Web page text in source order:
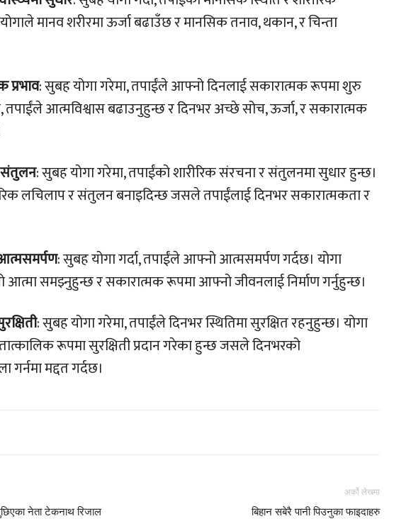
मानव शरीरमा ऊर्जा बढाउँछ र मानसिक तनाव, थकान, र चिन्ता
प्रभाव: सुबह योगा गरेमा, तपाईंले आफ्नो दिनलाई सकारात्मक रूपमा शुरु
तपाईंले आत्मविश्वास बढाउनुहुन्छ र दिनभर अच्छे सोच, ऊर्जा, र सकारात्मक
संतुलन: सुबह योगा गरेमा, तपाईंको शारीरिक संरचना र संतुलनमा सुधार हुन्छ।
लचिलाप र संतुलन बनाइदिन्छ जसले तपाईंलाई दिनभर सकारात्मकता र
: सुबह योगा गर्दा, तपाईंले आफ्नो आत्मसमर्पण गर्दछ। योगा
समझ्नुहुन्छ र सकारात्मक रूपमा आफ्नो जीवनलाई निर्माण गर्नुहुन्छ।
: सुबह योगा गरेमा, तपाईंले दिनभर स्थितिमा सुरक्षित रहनुहुन्छ। योगा
रूपमा सुरक्षिती प्रदान गरेका हुन्छ जसले दिनभरको
मद्दत गर्दछ।
नेता टेकनाथ रिजाल
अर्को लेखमा
बिहान सबेरै पानी पिउनुका फाइदाहरु